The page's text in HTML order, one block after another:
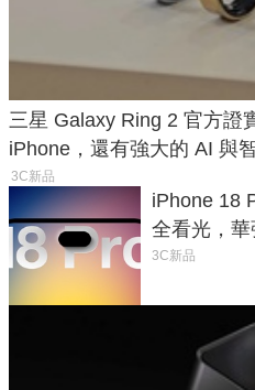
三星 Galaxy Ring 2 官方證
iPhone，還有強大的 AI 與
3C新品
iPhone 18
全看光，
家曝山寨機
3C新品